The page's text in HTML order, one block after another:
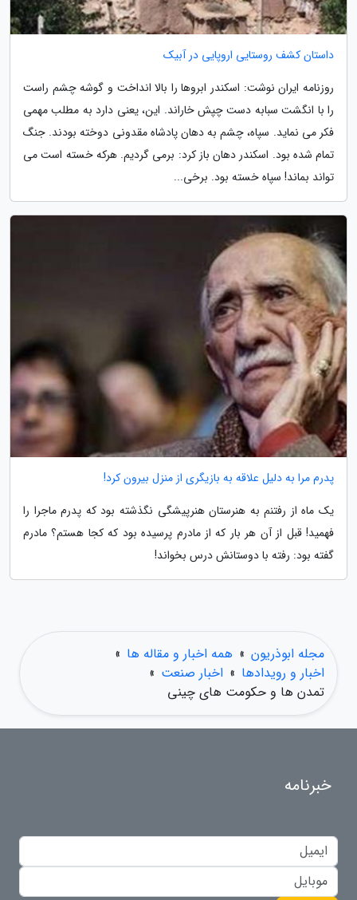
داستان کشف روستایی اروپایی در آبیک
روزنامه ایران نوشت: اسکندر ابروها را بالا انداخت و گوشه چشم راست
را با انگشت سبابه دست چپش خاراند. این، یعنی دارد به مطلب مهمی
فکر می نماید. سپاه، چشم به دهان پادشاه مقدونی دوخته بودند. جنگ
تمام شده بود. اسکندر دهان باز کرد: برمی گردیم. هرکه خسته است می
تواند بماند! سپاه خسته بود. برخی...
پدرم مرا به دلیل علاقه به بازیگری از منزل بیرون کرد!
یک ماه از رفتنم به هنرستان هنرپیشگی نگذشته بود که پدرم ماجرا را
فهمید! قبل از آن هر بار که از مادرم پرسیده بود که کجا هستم؟ مادرم
گفته بود: رفته با دوستانش درس بخواند!
مجله ابوذریون » همه اخبار و مقاله ها »
اخبار و رویدادها » اخبار صنعت »
تمدن ها و حکومت های چینی
خبرنامه